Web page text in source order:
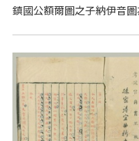
鎮國公額爾圖之子納伊音